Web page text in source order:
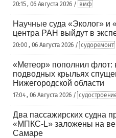
20:15 , 06 Августа 2026 / вмф
Научные суда «Эколог» и
центра РАН выйдут в
20:00 , 06 Августа 2026 / судоремонт
«Метеор» пополнил флот:
подводных крыльях
Нижегородской области
17:04 , 06 Августа 2026 /
Два пассажирских судна
«МПКС-L» заложены на
Самаре